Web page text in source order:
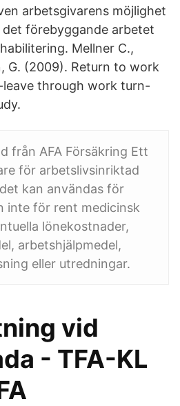
arbetsgivarens möjlighet
förebyggande arbetet
Mellner C.,
G. (2009). Return to work
through work turn-
från AFA Försäkring Ett
för arbetslivsinriktad
kan användas för
inte för rent medicinsk
lönekostnader,
arbetshjälpmedel,
eller utredningar.
vid
- TFA-KL